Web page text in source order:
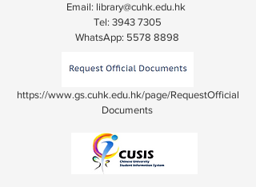
Email: library@cuhk.edu.hk
Tel: 3943 7305
WhatsApp: 5578 8898
https://www.gs.cuhk.edu.hk/page/RequestOfficial
Documents